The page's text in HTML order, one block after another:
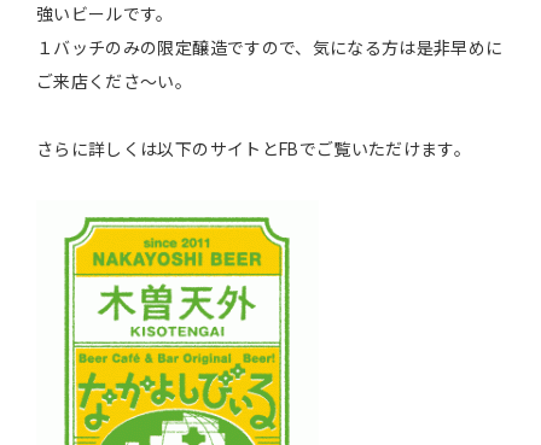
強いビールです。
１バッチのみの限定醸造ですので、気になる方は是非早めに
ご来店くださ～い。
さらに詳しくは以下のサイトとFBでご覧いただけます。